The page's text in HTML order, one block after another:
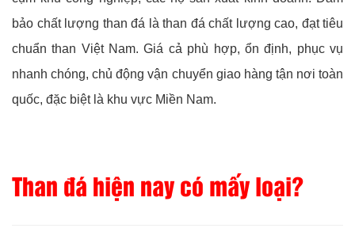
bảo chất lượng than đá là than đá chất lượng cao, đạt tiêu
chuẩn than Việt Nam. Giá cả phù hợp, ổn định, phục vụ
nhanh chóng, chủ động vận chuyển giao hàng tận nơi toàn
quốc, đặc biệt là khu vực Miền Nam.
Than đá hiện nay có mấy loại?